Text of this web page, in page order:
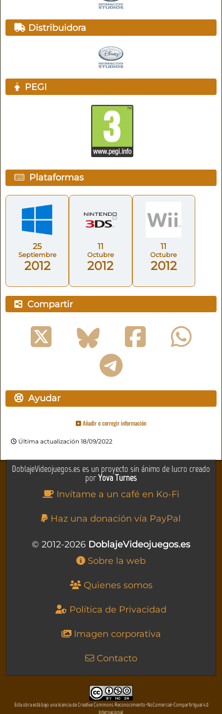
Distribuidora
PEGI
Plataformas
25
Septiembre
2012
11
Octubre
2012
11
Octubre
2012
Compartir
Ayudar
Añadir o corregir información
Última actualización 18/09/2022
DoblajeVideojuegos.es es un proyecto sin ánimo de lucro creado
porYova Turnes
Invítame a un café en Ko-Fi
Haz una donación vía PayPal
© 2012-2026 DoblajeVideojuegos.es
Sobre la web
Quienes somos
Política de Privacidad
Imagen corporativa
Contacto
Esta obra está bajo una licencia de Creative Commons Reconocimiento-NoComercial-CompartirIgual 4.0
Internacional